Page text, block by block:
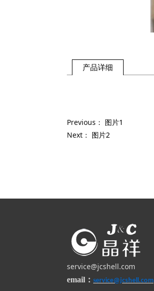
产品详细
Previous： 图片1
Next： 图片2
service@jcshell.com
email ： service@jcshell.com